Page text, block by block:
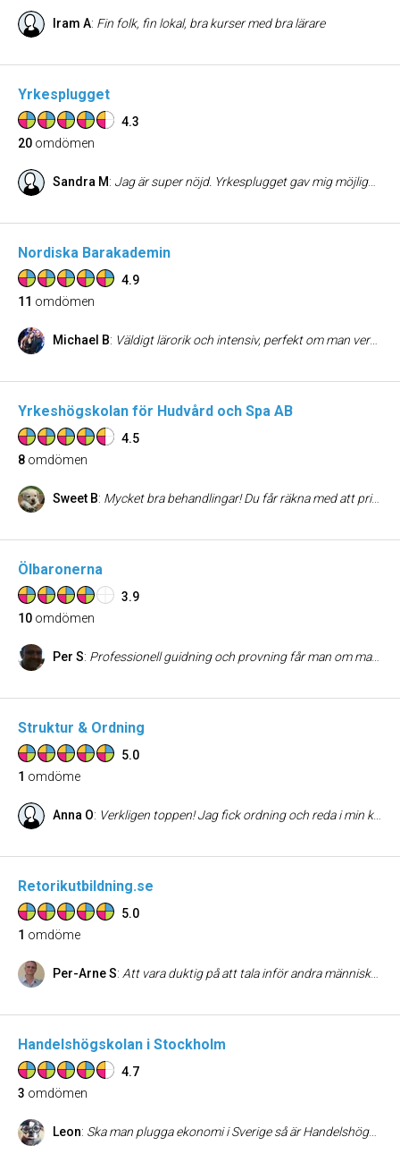
Iram A: Fin folk, fin lokal, bra kurser med bra lärare
Yrkesplugget
4.3
20 omdömen
Sandra M: Jag är super nöjd. Yrkesplugget gav mig möjlighet att gå en komvux utbildning inom det jag ville utan dom hade jag säkert gjort något jag inte alls hade tyckt var lika roligt. Jätte bra och trevliga lärare som undervisar en på i ett tempo som passar en själv och lyssnar alltid när man berättar saker som kanske känns jobbigt. Övriga personal är alltid trevligs och väldigt hjälpsamma. Jag trivs väldigt bra på skolan bäst skolan jag har varit på.
Nordiska Barakademin
4.9
11 omdömen
Michael B: Väldigt lärorik och intensiv, perfekt om man verkligen vill bli bartender seriöst. Pedagogiska lärare som pushar dig i rätt väg. Tack Nordiska Barakademin!
Yrkeshögskolan för Hudvård och Spa AB
4.5
8 omdömen
Sweet B: Mycket bra behandlingar! Du får räkna med att priserna är lägre pga att det är elevbehandlingar - men tycker dessa håller hög klass. Oftast lugnt och skönt i lokalen. Du ligger oftast i samma rum som flera personer med avskärmare mellan er. Inget man tänker på enligt mig. Har ofta sista minuten erbjudanden till bra priser. Trevliga och fräscha lokaler vid stureplan!
Ölbaronerna
3.9
10 omdömen
Per S: Professionell guidning och provning får man om man bokar en provning med Ölbaronerna. Han kör även Whiskyprovningar och jag hade förmånen att delta på en 'Exklusiv Whisky' provning i april 2009. Intrycken bestod länge efteråt och lokalen var mysig och trevligt läge i Gamla Stan. Ingen kommer att bli besviken av en sån här upplevelse! Vi provade en 50 årig Whisky - bara det!
Struktur & Ordning
5.0
1 omdöme
Anna O: Verkligen toppen! Jag fick ordning och reda i min klädkammare och nu kan jag lätt hitta det jag söker, och det bästa av allt är att jag fick tips och råd hur jag ska göra för att behålla ordningen. De hjälpte även till med att köra bort de kläder jag inte ville ha kvar till välgörenhet, så ett extra plus för det :) !
Retorikutbildning.se
5.0
1 omdöme
Per-Arne S: Att vara duktig på att tala inför andra människor och kunna framföra sitt budskap och argumentera väl - är något som nästan alla borde kunna - det har man stor nytta av i många sammanhang, både på jobb och i tex föreningssammanhang. Retorikutbildning är verkligen duktiga på detta och en fördel är att de har även kvällsutbildningar för oss som inte kan komma ifrån på dagtid
Handelshögskolan i Stockholm
4.7
3 omdömen
Leon: Ska man plugga ekonomi i Sverige så är Handelshögskolan det bästa valet. Dels för att alternativen inte är några alternativ, och dels för att studenterna här är snäppet vassare och mer motiverade. Inte så konstigt att alla får jobb härifrån. De får saker gjort. Något som irriterat mig är att begreppet "Handels" har blivit lite urvattnat, för nu finns det tydligen en Handels på varje liten skithögskola.